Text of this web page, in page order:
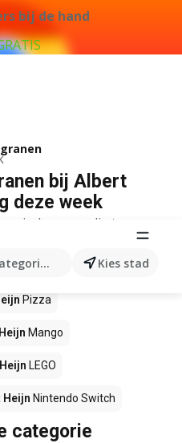
bij de hand
producten...
Kies stad
bij Albert
deze week
vinden voor die term.
winkels Albert
Pizza
Mango
LEGO
Heijn Nintendo Switch
categorie